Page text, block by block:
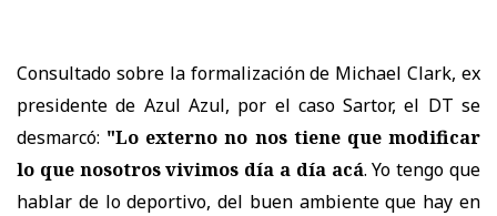
Consultado sobre la formalización de Michael Clark, ex
presidente de Azul Azul, por el caso Sartor, el DT se
desmarcó: "Lo externo no nos tiene que modificar
lo que nosotros vivimos día a día acá. Yo tengo que
hablar de lo deportivo, del buen ambiente que hay en